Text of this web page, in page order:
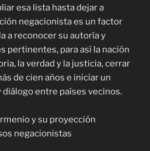
esa lista hasta dejar a
negacionista es un factor
a reconocer su autoría y
pertinentes, para así la nación
la verdad y la justicia, cerrar
de cien años e iniciar un
diálogo entre países vecinos.
y su proyección
negacionistas